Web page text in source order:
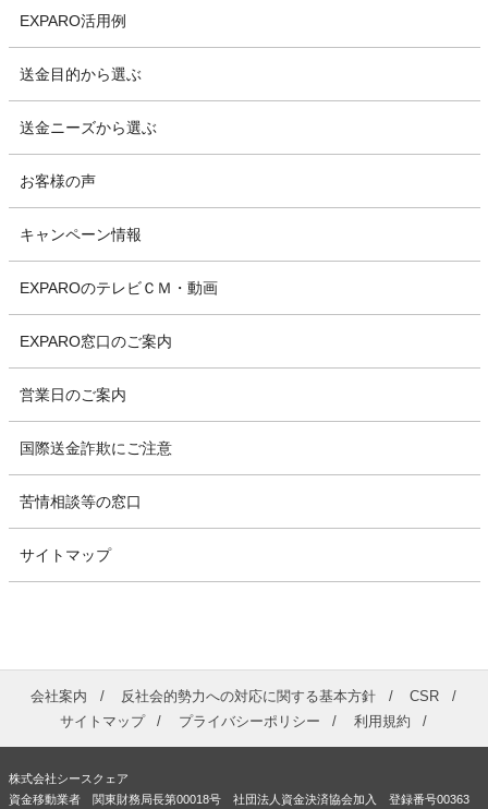
EXPARO活用例
送金目的から選ぶ
送金ニーズから選ぶ
お客様の声
キャンペーン情報
EXPAROのテレビＣＭ・動画
EXPARO窓口のご案内
営業日のご案内
国際送金詐欺にご注意
苦情相談等の窓口
サイトマップ
会社案内 反社会的勢力への対応に関する基本方針
CSR
サイトマップ
プライバシーポリシー 利用規約
株式会社シースクェア
資金移動業者 関東財務局長第00018号 社団法人資金決済協会加入 登録番号00363